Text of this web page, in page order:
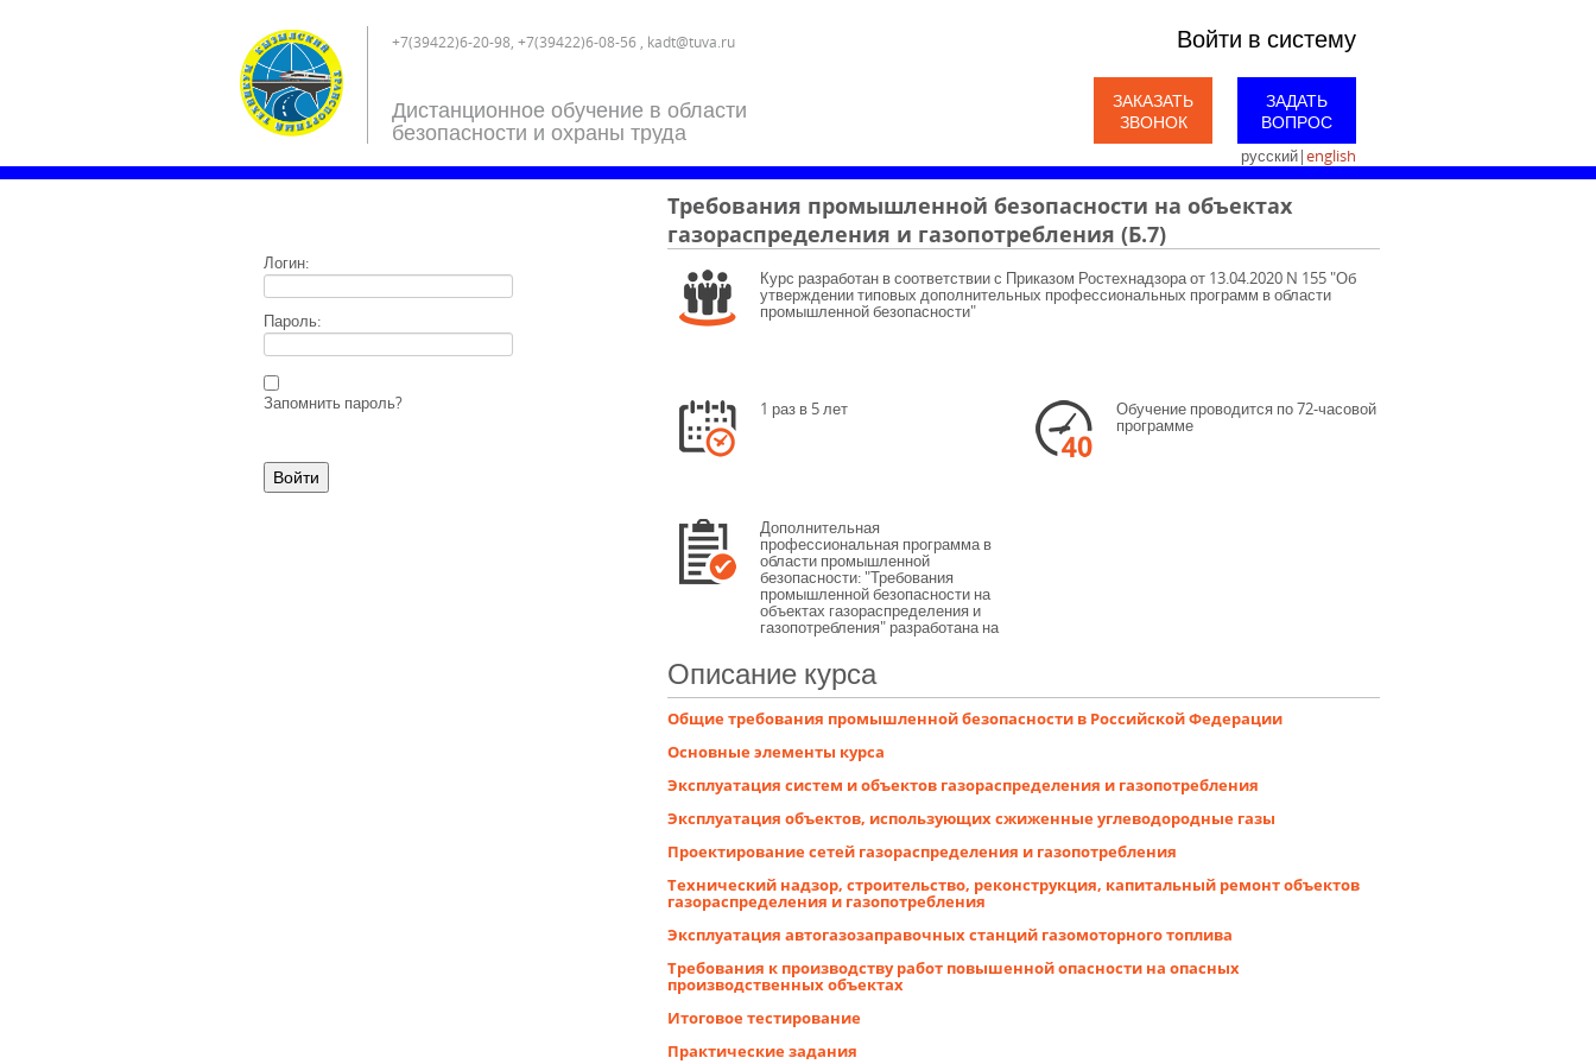
Войти в систему
ЗАКАЗАТЬ
ЗВОНОК
ЗАДАТЬ
ВОПРОС
русский|english
+7(39422)6-20-98, +7(39422)6-08-56 , kadt@tuva.ru
Дистанционное обучение в области
безопасности и охраны труда
Логин:
Пароль:
Запомнить пароль?
Требования промышленной безопасности на объектах
газораспределения и газопотребления (Б.7)
Курс разработан в соответствии с Приказом Ростехнадзора от 13.04.2020 N 155 "Об
утверждении типовых дополнительных профессиональных программ в области
промышленной безопасности"
1 раз в 5 лет Обучение проводится по 72-часовой
программе
Дополнительная
профессиональная программа в
области промышленной
безопасности: "Требования
промышленной безопасности на
объектах газораспределения и
газопотребления" разработана на
основании Постановления
1365 "О подготовке и об аттестации
в области промышленной
безопасности, по вопросам
безопасности гидротехнических
электроэнергетики"
Описание курса
Общие требования промышленной безопасности в Российской Федерации
Основные элементы курса
Эксплуатация систем и объектов газораспределения и газопотребления
Эксплуатация объектов, использующих сжиженные углеводородные газы
Проектирование сетей газораспределения и газопотребления
Технический надзор, строительство, реконструкция, капитальный ремонт объектов
газораспределения и газопотребления
Эксплуатация автогазозаправочных станций газомоторного топлива
Требования к производству работ повышенной опасности на опасных
производственных объектах
Итоговое тестирование
Практические задания